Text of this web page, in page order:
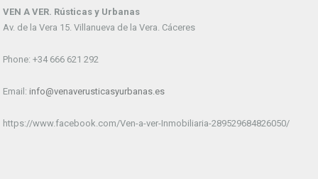
VEN A VER. Rústicas y Urbanas
Av. de la Vera 15. Villanueva de la Vera. Cáceres
Phone: +34 666 621 292
Email: info@venaverusticasyurbanas.es
https://www.facebook.com/Ven-a-ver-Inmobiliaria-289529684826050/